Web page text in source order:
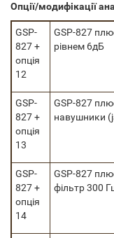
Опції/модифікації
GSP-
827 +
опція
12
GSP-827
рівнем 6дБ
GSP-
827 +
опція
13
GSP-827
навушники
GSP-
827 +
опція
14
GSP-827
фільтр 300